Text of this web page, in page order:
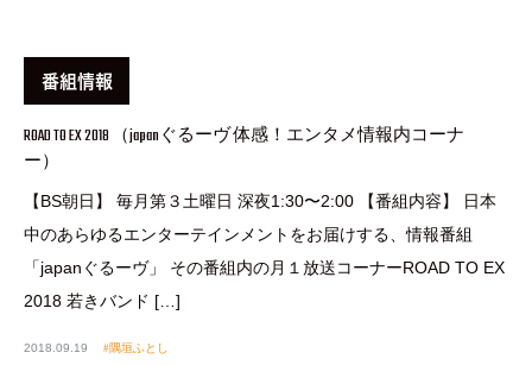
番組情報
ROAD TO EX 2018 （japanぐるーヴ 体感！エンタメ情報内コーナ
ー）
【BS朝日】 毎月第３土曜日 深夜1:30〜2:00 【番組内容】 日本
中のあらゆるエンターテインメントをお届けする、情報番組
「japanぐるーヴ」 その番組内の月１放送コーナーROAD TO EX
2018 若きバンド […]
2018.09.19 隅垣ふとし